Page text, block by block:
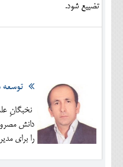
تضییع شود.
توسعه
نخبگانِ
دانش
را برای